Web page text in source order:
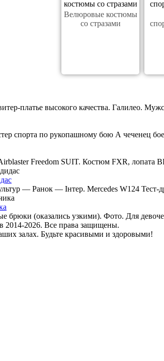
Велюровые костюмы
со стразами
платье высокого качества. Галилео.
спорта по рукопашному бою А чеченец
Freedom SUIT. Костюм FXR, лопата
— Ранок — Інтер. Mercedes W124
брюки (оказались узкими). Фото. Для
2014-2026. Все права защищены.
залах. Будьте красивыми и здоровыми!